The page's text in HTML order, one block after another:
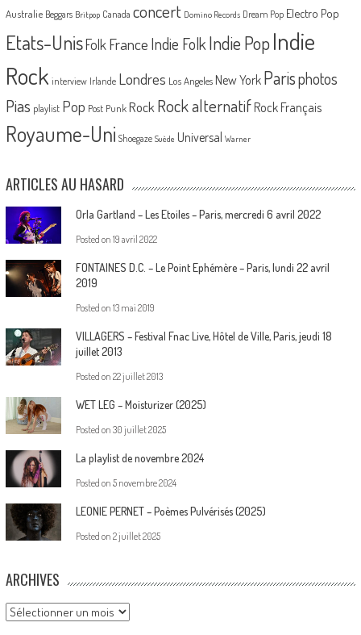
Australie Beggars Britpop Canada concert Domino Records Dream Pop Electro Pop
Etats-UnisFolk France Indie FolkIndie PopIndie
Rock interview Irlande Londres Los Angeles New York Parisphotos
Pias playlist Pop Post Punk Rock Rock alternatif Rock Français
Royaume-Uni Shoegaze Suède Universal Warner
ARTICLES AU HASARD
Orla Gartland – Les Etoiles – Paris, mercredi 6 avril 2022
Posted on 19 avril 2022
FONTAINES D.C. – Le Point Ephémère – Paris, lundi 22 avril
2019
Posted on 13 mai 2019
VILLAGERS – Festival Fnac Live, Hôtel de Ville, Paris, jeudi 18
juillet 2013
Posted on 22 juillet 2013
WET LEG – Moisturizer (2025)
Posted on 30 juillet 2025
La playlist de novembre 2024
Posted on 5 novembre 2024
LEONIE PERNET – Poèmes Pulvérisés (2025)
Posted on 2 juillet 2025
ARCHIVES
Archives